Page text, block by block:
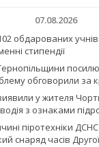
07.08.2026
обдарованих учнів
стипендії
обговорили за
у жителя
з ознаками
піротехніки
снаряд часів